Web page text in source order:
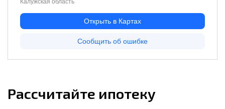
Рассчитайте ипотеку